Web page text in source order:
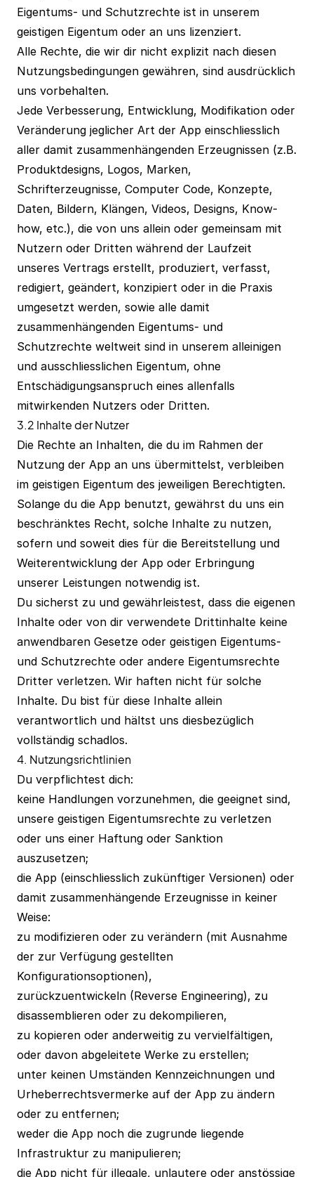
Eigentums- und Schutzrechte ist in unserem
geistigen Eigentum oder an uns lizenziert.
Alle Rechte, die wir dir nicht explizit nach diesen
Nutzungsbedingungen gewähren, sind ausdrücklich
uns vorbehalten.
Jede Verbesserung, Entwicklung, Modifikation oder
Veränderung jeglicher Art der App einschliesslich
aller damit zusammenhängenden Erzeugnissen (z.B.
Produktdesigns, Logos, Marken,
Schrifterzeugnisse, Computer Code, Konzepte,
Daten, Bildern, Klängen, Videos, Designs, Know-
how, etc.), die von uns allein oder gemeinsam mit
Nutzern oder Dritten während der Laufzeit
unseres Vertrags erstellt, produziert, verfasst,
redigiert, geändert, konzipiert oder in die Praxis
umgesetzt werden, sowie alle damit
zusammenhängenden Eigentums- und
Schutzrechte weltweit sind in unserem alleinigen
und ausschliesslichen Eigentum, ohne
Entschädigungsanspruch eines allenfalls
mitwirkenden Nutzers oder Dritten.
3.2 Inhalte der Nutzer
Die Rechte an Inhalten, die du im Rahmen der
Nutzung der App an uns übermittelst, verbleiben
im geistigen Eigentum des jeweiligen Berechtigten.
Solange du die App benutzt, gewährst du uns ein
beschränktes Recht, solche Inhalte zu nutzen,
sofern und soweit dies für die Bereitstellung und
Weiterentwicklung der App oder Erbringung
unserer Leistungen notwendig ist.
Du sicherst zu und gewährleistest, dass die eigenen
Inhalte oder von dir verwendete Drittinhalte keine
anwendbaren Gesetze oder geistigen Eigentums-
und Schutzrechte oder andere Eigentumsrechte
Dritter verletzen. Wir haften nicht für solche
Inhalte. Du bist für diese Inhalte allein
verantwortlich und hältst uns diesbezüglich
vollständig schadlos.
4. Nutzungsrichtlinien
Du verpflichtest dich:
keine Handlungen vorzunehmen, die geeignet sind,
unsere geistigen Eigentumsrechte zu verletzen
oder uns einer Haftung oder Sanktion
auszusetzen;
die App (einschliesslich zukünftiger Versionen) oder
damit zusammenhängende Erzeugnisse in keiner
Weise:
zu modifizieren oder zu verändern (mit Ausnahme
der zur Verfügung gestellten
Konfigurationsoptionen),
zurückzuentwickeln (Reverse Engineering), zu
disassemblieren oder zu dekompilieren,
zu kopieren oder anderweitig zu vervielfältigen,
oder davon abgeleitete Werke zu erstellen;
unter keinen Umständen Kennzeichnungen und
Urheberrechtsvermerke auf der App zu ändern
oder zu entfernen;
weder die App noch die zugrunde liegende
Infrastruktur zu manipulieren;
die App nicht für illegale, unlautere oder anstössige